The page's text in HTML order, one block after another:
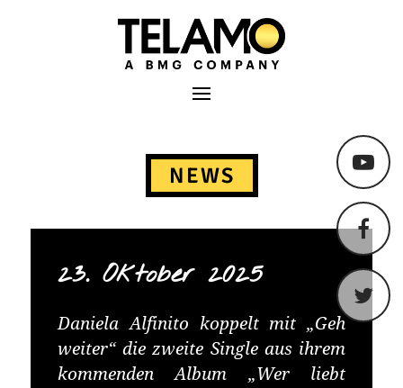
TELAMO
Primäres Menü
NEWS
23. Oktober 2025
Daniela Alfinito koppelt mit „Geh
weiter“ die zweite Single aus ihrem
kommenden Album „Wer liebt